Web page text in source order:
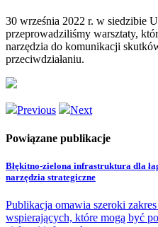
30 września 2022 r. w siedzibie
przeprowadziliśmy warsztaty,
narzędzia do komunikacji
przeciwdziałaniu.
Previous Next
Powiązane publikacje
Błękitno-zielona infrastruktura dla
narzędzia strategiczne
Publikacja omawia szeroki
wspierających, które mogą być